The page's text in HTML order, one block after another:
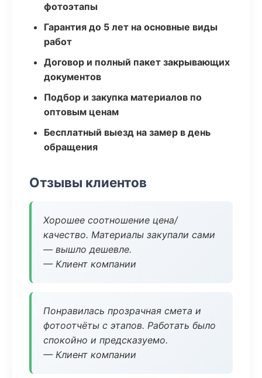
фотоэтапы
Гарантия до 5 лет на основные виды
работ
Договор и полный пакет закрывающих
документов
Подбор и закупка материалов по
оптовым ценам
Бесплатный выезд на замер в день
обращения
Отзывы клиентов
Хорошее соотношение цена/
качество. Материалы закупали сами
— вышло дешевле.
— Клиент компании
Понравилась прозрачная смета и
фотоотчёты с этапов. Работать было
спокойно и предсказуемо.
— Клиент компании